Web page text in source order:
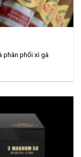
phân phối xì gà